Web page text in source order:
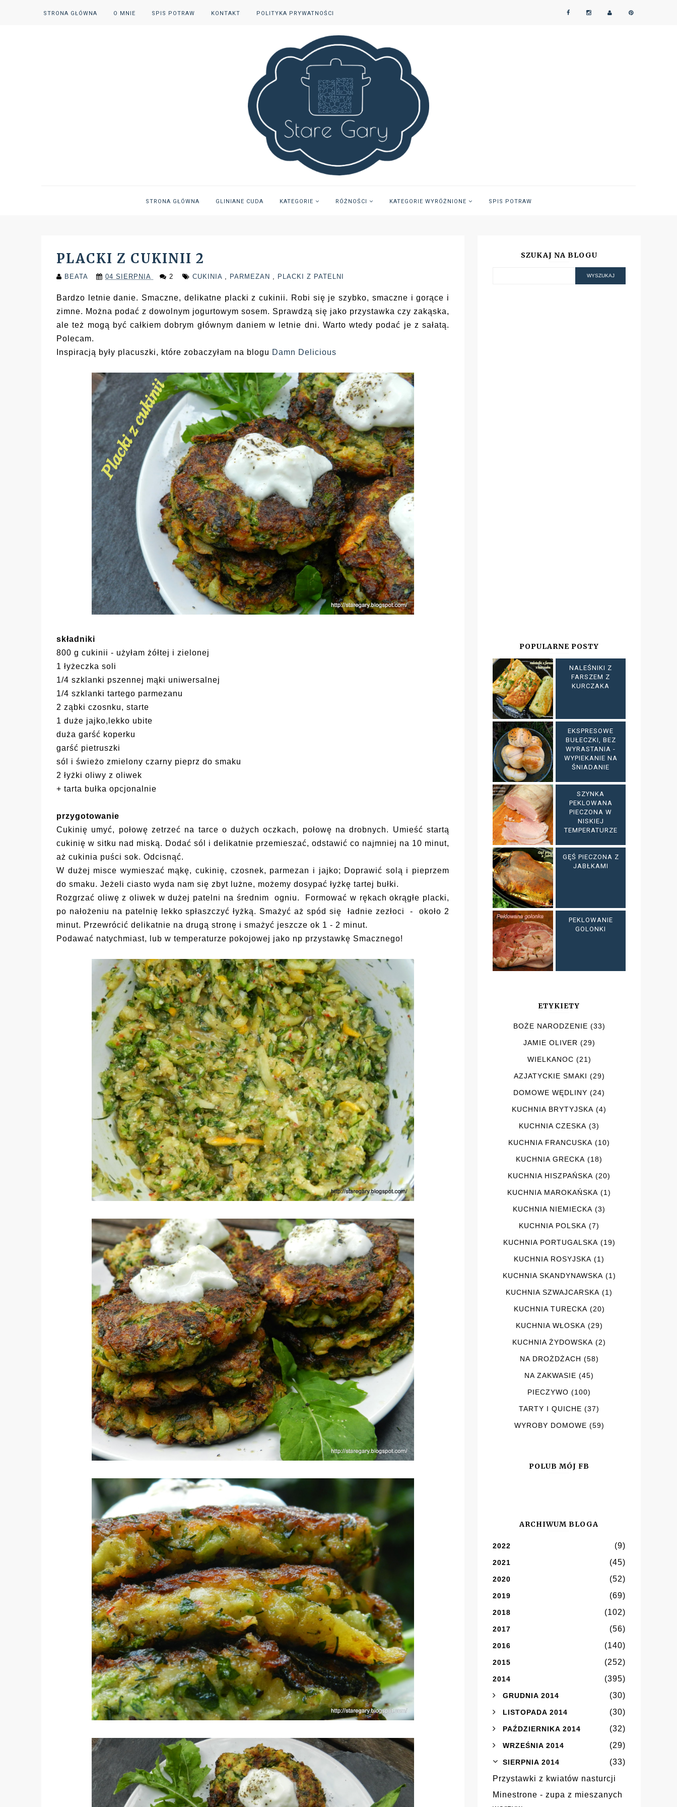
STRONA GŁÓWNA O MNIE SPIS POTRAW KONTAKT POLITYKA PRYWATNOŚCI
STRONA GŁÓWNA GLINIANE CUDA KATEGORIE RÓŻNOŚCI KATEGORIE WYRÓŻNIONE SPIS POTRAW
PLACKI Z CUKINII 2
BEATA 04 SIERPNIA 2 CUKINIA PARMEZAN PLACKI Z PATELNI
Bardzo letnie danie. Smaczne, delikatne placki z cukinii. Robi się je szybko, smaczne i gorące i
zimne. Można podać z dowolnym jogurtowym sosem. Sprawdzą się jako przystawka czy zakąska,
ale też mogą być całkiem dobrym głównym daniem w letnie dni. Warto wtedy podać je z sałatą.
Polecam.
Inspiracją były placuszki, które zobaczyłam na blogu Damn Delicious
składniki
800 g cukinii - użyłam żółtej i zielonej
1 łyżeczka soli
1/4 szklanki pszennej mąki uniwersalnej
1/4 szklanki tartego parmezanu
2 ząbki czosnku, starte
1 duże jajko,lekko ubite
duża garść koperku
garść pietruszki
sól i świeżo zmielony czarny pieprz do smaku
2 łyżki oliwy z oliwek
+ tarta bułka opcjonalnie
przygotowanie
Cukinię umyć, połowę zetrzeć na tarce o dużych oczkach, połowę na drobnych. Umieść startą
cukinię w sitku nad miską. Dodać sól i delikatnie przemieszać, odstawić co najmniej na 10 minut,
aż cukinia puści sok. Odcisnąć.
W dużej misce wymieszać mąkę, cukinię, czosnek, parmezan i jajko; Doprawić solą i pieprzem
do smaku. Jeżeli ciasto wyda nam się zbyt lużne, możemy dosypać łyżkę tartej bułki.
Rozgrzać oliwę z oliwek w dużej patelni na średnim ogniu. Formować w rękach okrągłe placki,
po nałożeniu na patelnię lekko spłaszczyć łyżką. Smażyć aż spód się ładnie zezłoci - około 2
minut. Przewrócić delikatnie na drugą stronę i smażyć jeszcze ok 1 - 2 minut.
Podawać natychmiast, lub w temperaturze pokojowej jako np przystawkę Smacznego!
SZUKAJ NA BLOGU
POPULARNE POSTY
NALEŚNIKI Z
FARSZEM Z
KURCZAKA
EKSPRESOWE
BUŁECZKI, BEZ
WYRASTANIA -
WYPIEKANIE NA
ŚNIADANIE
SZYNKA
PEKLOWANA
PIECZONA W
NISKIEJ
TEMPERATURZE
GĘŚ PIECZONA Z
JABŁKAMI
PEKLOWANIE
GOLONKI
ETYKIETY
BOŻE NARODZENIE (33)
JAMIE OLIVER (29)
WIELKANOC (21)
AZJATYCKIE SMAKI (29)
DOMOWE WĘDLINY (24)
KUCHNIA BRYTYJSKA (4)
KUCHNIA CZESKA (3)
KUCHNIA FRANCUSKA (10)
KUCHNIA GRECKA (18)
KUCHNIA HISZPAŃSKA (20)
KUCHNIA MAROKAŃSKA (1)
KUCHNIA NIEMIECKA (3)
KUCHNIA POLSKA (7)
KUCHNIA PORTUGALSKA (19)
KUCHNIA ROSYJSKA (1)
KUCHNIA SKANDYNAWSKA (1)
KUCHNIA SZWAJCARSKA (1)
KUCHNIA TURECKA (20)
KUCHNIA WŁOSKA (29)
KUCHNIA ŻYDOWSKA (2)
NA DROŻDŻACH (58)
NA ZAKWASIE (45)
PIECZYWO (100)
TARTY I QUICHE (37)
WYROBY DOMOWE (59)
POLUB MÓJ FB
ARCHIWUM BLOGA
2022 (9)
2021 (45)
2020 (52)
2019 (69)
2018 (102)
2017 (56)
2016 (140)
2015 (252)
2014 (395)
GRUDNIA 2014 (30)
LISTOPADA 2014 (30)
PAŹDZIERNIKA 2014 (32)
WRZEŚNIA 2014 (29)
SIERPNIA 2014
(33)
Przystawki z kwiatów nasturcji
Minestrone - zupa z mieszanych